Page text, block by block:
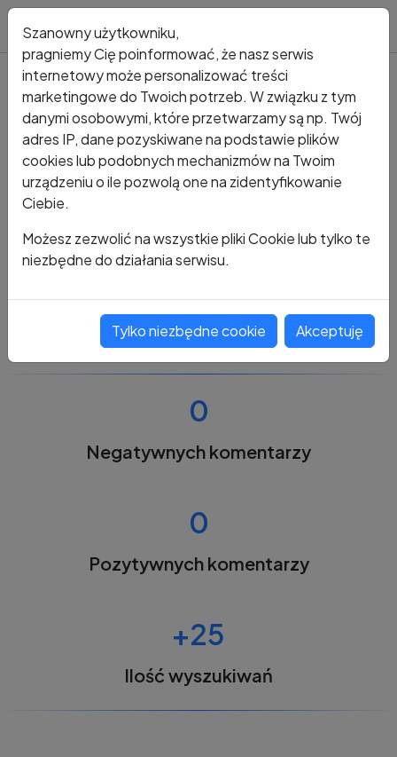
Kto dzwonił? Numer +48 857 310 810
+48 857 310 810
0
Negatywnych komentarzy
0
Pozytywnych komentarzy
+25
Ilość wyszukiwań
Szanowny użytkowniku,
pragniemy Cię poinformować, że nasz serwis
internetowy może personalizować treści
marketingowe do Twoich potrzeb. W związku z tym
danymi osobowymi, które przetwarzamy są np. Twój
adres IP, dane pozyskiwane na podstawie plików
cookies lub podobnych mechanizmów na Twoim
urządzeniu o ile pozwolą one na zidentyfikowanie
Ciebie.
Możesz zezwolić na wszystkie pliki Cookie lub tylko te
niezbędne do działania serwisu.
Tylko niezbędne cookie Akceptuję